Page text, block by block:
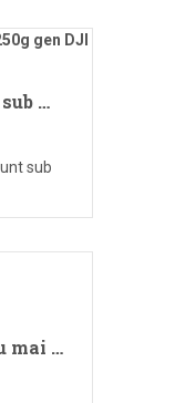
…
sub
mai …